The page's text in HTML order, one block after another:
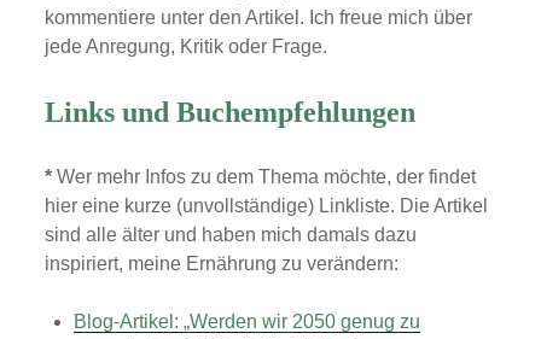
kommentiere unter den Artikel. Ich freue mich über
jede Anregung, Kritik oder Frage.
Links und Buchempfehlungen
* Wer mehr Infos zu dem Thema möchte, der findet
hier eine kurze (unvollständige) Linkliste. Die Artikel
sind alle älter und haben mich damals dazu
inspiriert, meine Ernährung zu verändern:
Blog-Artikel: „Werden wir 2050 genug zu